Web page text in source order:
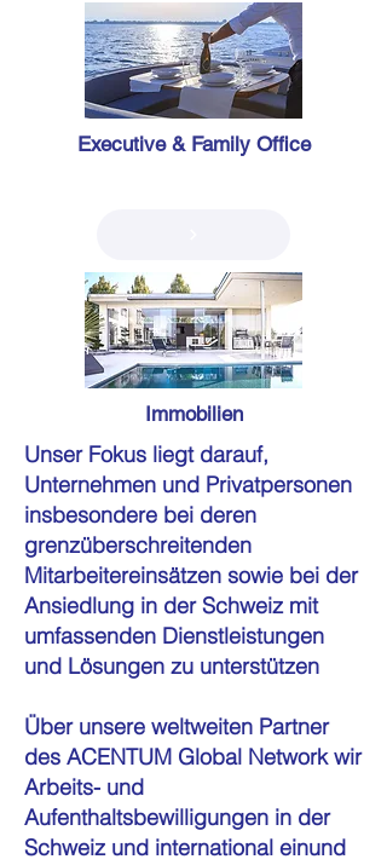
Executive & Family Office
Immobilien
Unser Fokus liegt darauf,
Unternehmen und Privatpersonen
insbesondere bei deren
grenzüberschreitenden
Mitarbeitereinsätzen sowie bei der
Ansiedlung in der Schweiz mit
umfassenden Dienstleistungen
und Lösungen zu unterstützen
Über unsere weltweiten Partner
des ACENTUM Global Network wir
Arbeits- und
Aufenthaltsbewilligungen in der
Schweiz und international einund